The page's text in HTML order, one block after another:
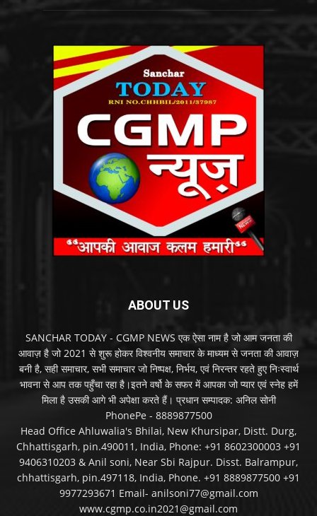
आवाज़ है जो 2021 से शुरू होकर विश्वनीय समाचार के माध्यम से जनता की आवाज़
बनी है, सही समाचार, सभी समाचार जो निष्पक्ष, निर्भय, एवं निरन्तर रहते हुए निःस्वार्थ
भावना से आप तक पहुँचा रहा है।इतने वर्षो के सफर में आपका जो प्यार एवं स्नेह हमें
मिला है उसकी आगे भी अपेक्षा करते हैं। प्रधान सम्पादक: अनिल सोनी
PhonePe - 8889877500
Head Office Ahluwalia's Bhilai, New Khursipar, Distt. Durg,
Chhattisgarh, pin.490011, India, Phone: +91 8602300003 +91
9406310203 & Anil soni, Near Sbi Rajpur. Disst. Balrampur,
chhattisgarh, pin.497118, India, Phone. +91 8889877500 +91
9977293671 Email- anilsoni77@gmail.com
www.cgmp.co.in2021@gmail.com